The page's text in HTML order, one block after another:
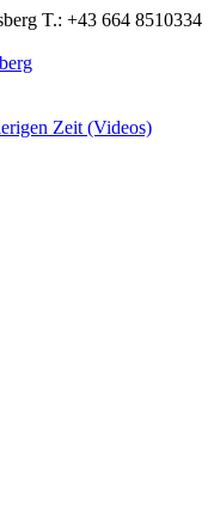
T.: +43 664 8510334
Zeit (Videos)